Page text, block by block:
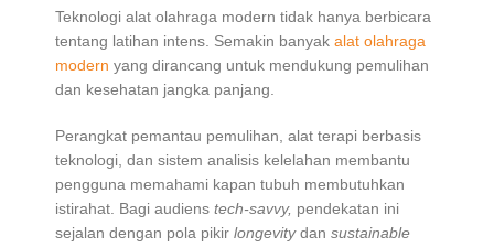
Teknologi alat olahraga modern tidak hanya berbicara
tentang latihan intens. Semakin banyak alat olahraga
modern yang dirancang untuk mendukung pemulihan
dan kesehatan jangka panjang.
Perangkat pemantau pemulihan, alat terapi berbasis
teknologi, dan sistem analisis kelelahan membantu
pengguna memahami kapan tubuh membutuhkan
istirahat. Bagi audiens tech-savvy, pendekatan ini
sejalan dengan pola pikir longevitydan sustainable